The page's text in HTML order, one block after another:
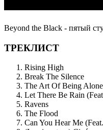
Beyond the Black - пятый
ТРЕКЛИСТ
Rising High
Break The Silence
The Art Of Being
Let There Be Rain
Ravens
The Flood
Can You Hear Me